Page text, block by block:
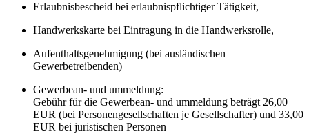
Erlaubnisbescheid bei erlaubnispflichtiger Tätigkeit,
Handwerkskarte bei Eintragung in die Handwerksrolle,
Aufenthaltsgenehmigung (bei ausländischen
Gewerbetreibenden)
Gewerbean- und ummeldung:
Gebühr für die Gewerbean- und ummeldung beträgt 26,00
EUR (bei Personengesellschaften je Gesellschafter) und 33,00
EUR bei juristischen Personen